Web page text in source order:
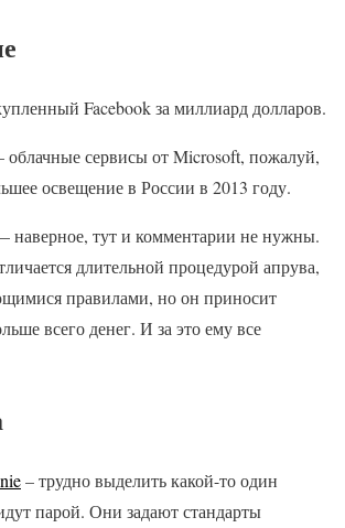
Facebook за миллиард долларов.
сервисы от Microsoft, пожалуй,
освещение в России в 2013 году.
наверное, тут и комментарии не нужны.
длительной процедурой апрува,
правилами, но он приносит
всего денег. И за это ему все
– трудно выделить какой-то один
парой. Они задают стандарты